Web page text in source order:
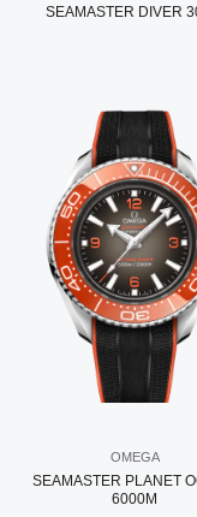
SEAMASTER DIVER
OMEGA
SEAMASTER PLANET
6000M